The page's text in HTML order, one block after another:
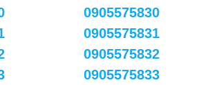
0905575830
0905575831
0905575832
0905575833